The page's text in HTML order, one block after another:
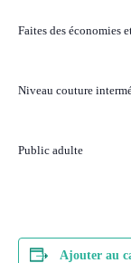
Faites des économies
Niveau couture
Public adulte
Ajouter au